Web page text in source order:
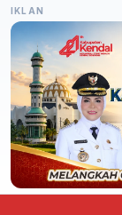
IKLAN